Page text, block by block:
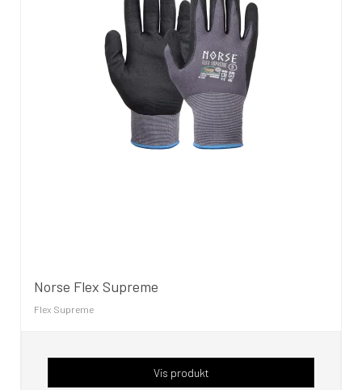
Norse Flex Supreme
Flex Supreme
Vis produkt